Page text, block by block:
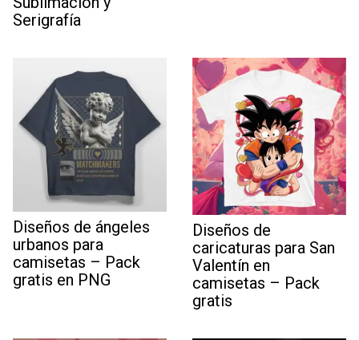
Serigrafía
Diseños de ángeles
urbanos para
camisetas – Pack
gratis en PNG
Diseños de
caricaturas para San
Valentín en
camisetas – Pack
gratis